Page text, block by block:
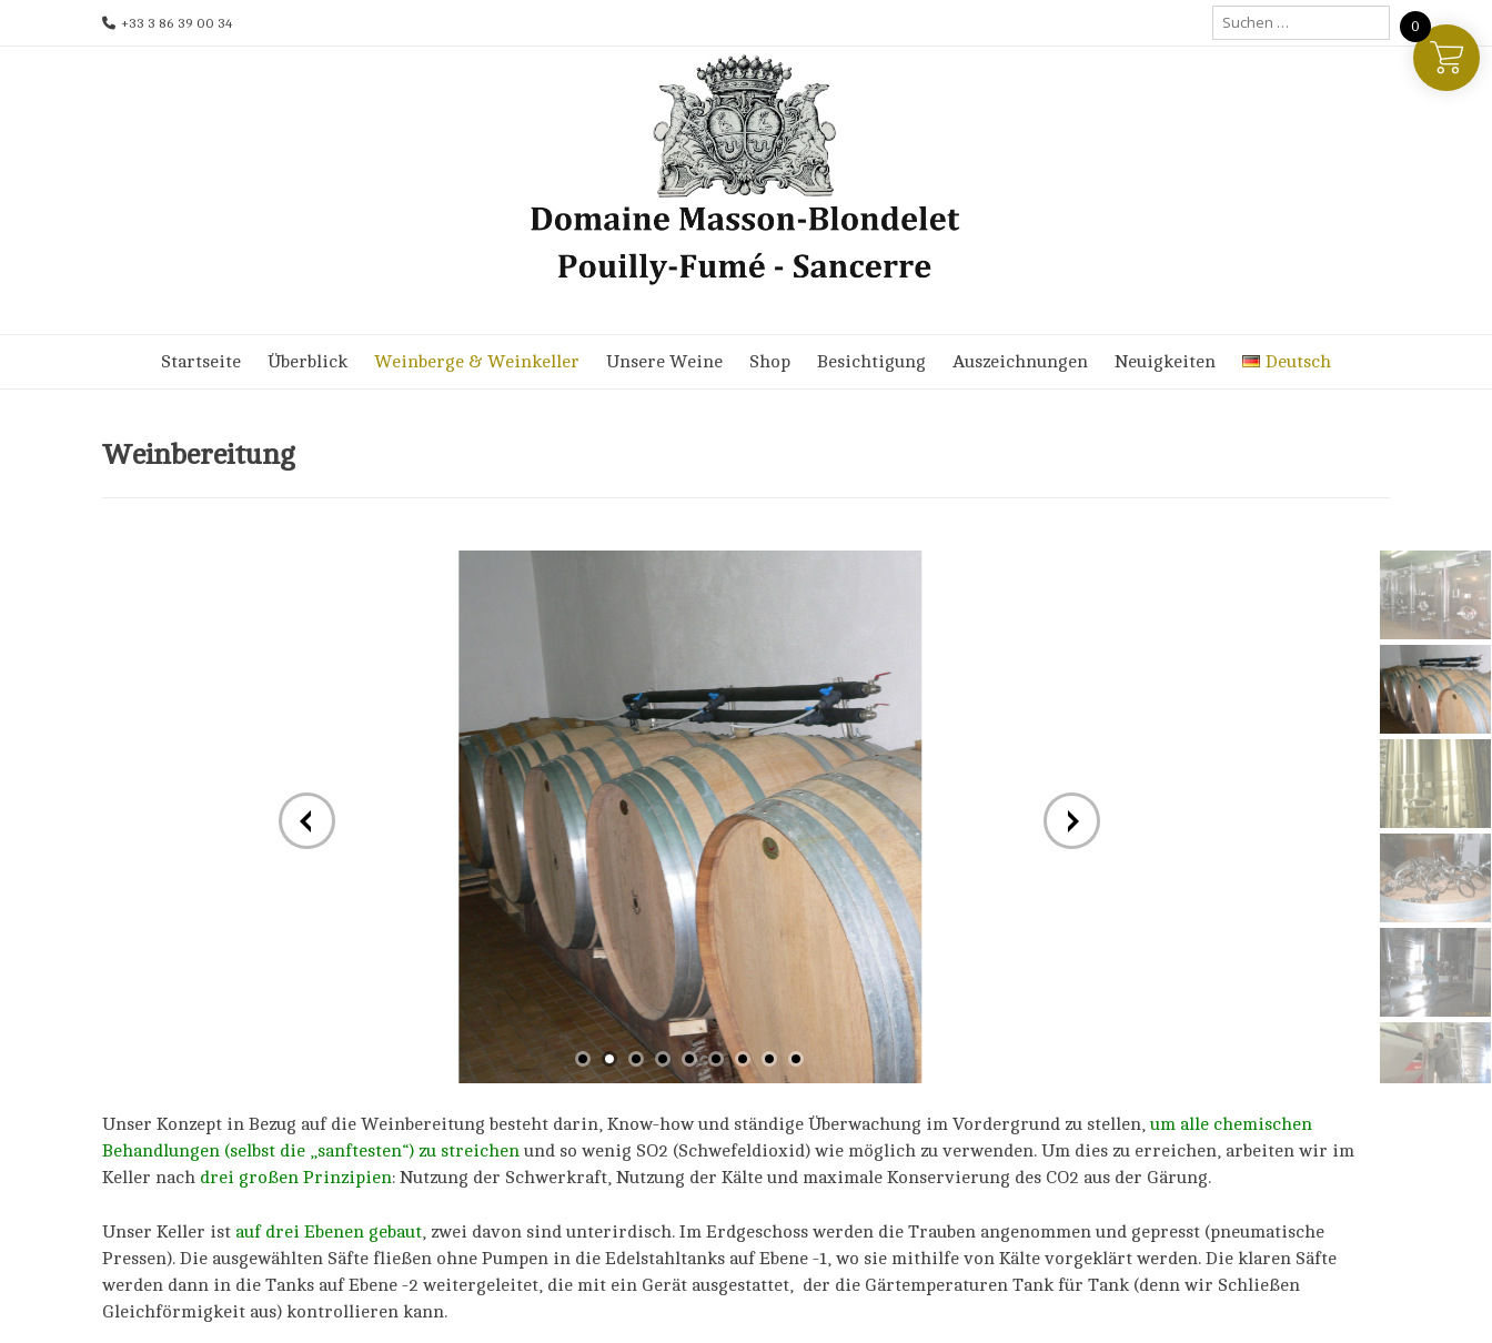
+33 3 86 39 00 34
Suchen
Startseite Überblick Weinberge & Weinkeller Unsere Weine Shop Besichtigung Auszeichnungen Neuigkeiten Deutsch
Weinbereitung
Unser Konzept in Bezug auf die Weinbereitung besteht darin, Know-how und ständige Überwachung im Vordergrund zu stellen,um alle chemischen
Behandlungen (selbst die „sanftesten“) zu streichen und so wenig SO2 (Schwefeldioxid) wie möglich zu verwenden. Um dies zu erreichen, arbeiten wir im
Keller nach drei großen Prinzipien: Nutzung der Schwerkraft, Nutzung der Kälte und maximale Konservierung des CO2 aus der Gärung.
Unser Keller ist auf drei Ebenen gebaut, zwei davon sind unterirdisch. Im Erdgeschoss werden die Trauben angenommen und gepresst (pneumatische
Pressen). Die ausgewählten Säfte fließen ohne Pumpen in die Edelstahltanks auf Ebene -1, wo sie mithilfe von Kälte vorgeklärt werden. Die klaren Säfte
werden dann in die Tanks auf Ebene -2 weitergeleitet, die mit ein Gerät ausgestattet, der die Gärtemperaturen Tank für Tank (denn wir Schließen
Gleichförmigkeit aus) kontrollieren kann.
0